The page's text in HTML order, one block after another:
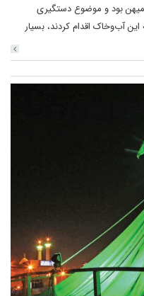
بود و موضوع دستگیری
آب‌و‌خاک اقدام کردند، بسیار